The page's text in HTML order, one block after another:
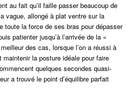
au fait qu’il faille passer beaucoup de
vague, allongé à plat ventre sur la
toute la force de ses bras pour dépasser
patienter jusqu’à l’arrivée de la «
des cas, lorsque l’on a réussi à
la posture idéale pour faire
quelques secondes quasi-
a trouvé le point d’équilibre parfait